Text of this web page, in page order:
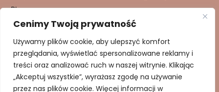
Cenimy Twoją prywatność
Używamy plików cookie, aby ulepszyć komfort
przeglądania, wyświetlać spersonalizowane reklamy i
treści oraz analizować ruch w naszej witrynie. Klikając
„Akceptuj wszystkie”, wyrażasz zgodę na używanie
przez nas plików cookie. Więcej informacji w
Blog
Kontakt
NEWSLETTER